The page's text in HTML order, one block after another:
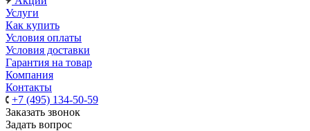
Услуги
Как купить
Условия оплаты
Условия доставки
Гарантия на товар
Компания
Контакты
+7 (495) 134-50-59
Заказать звонок
Задать вопрос